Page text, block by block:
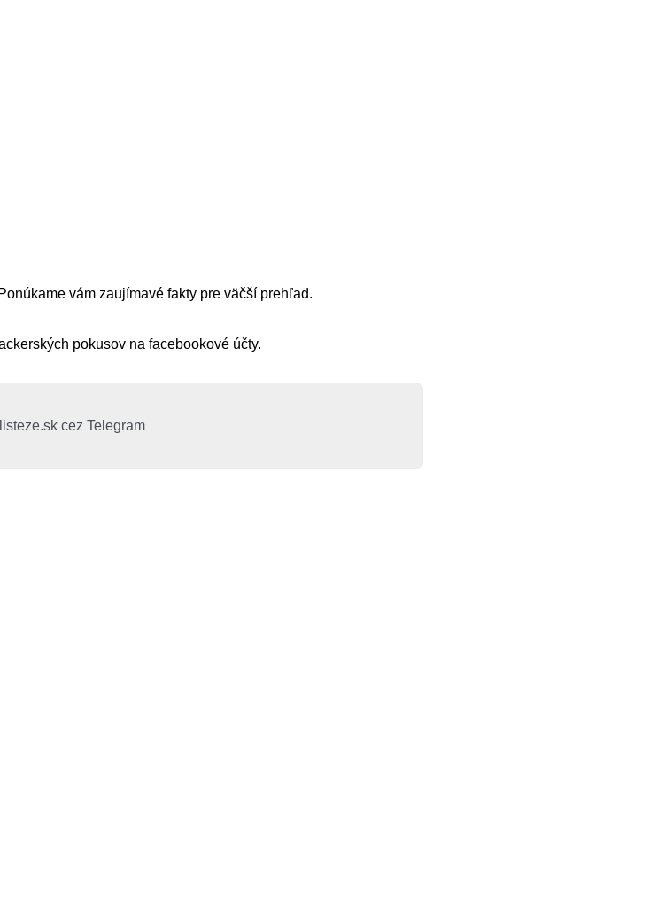
vám zaujímavé fakty pre väčší prehľad.
pokusov na facebookové účty.
cez Telegram